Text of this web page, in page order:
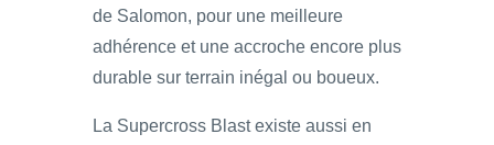
de Salomon, pour une meilleure
adhérence et une accroche encore plus
durable sur terrain inégal ou boueux.
La Supercross Blast existe aussi en